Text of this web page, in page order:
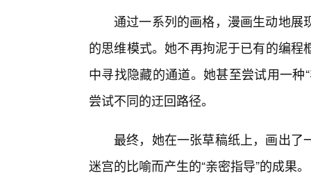
通过一系列的画格，漫画生动地展
的思维模式。她不再拘泥于已有的编
中寻找隐藏的通道。她甚至尝试用一
尝试不同的迂回路径。
最终，她在一张草稿纸上，画出了
迷宫的比喻而产生的“亲密指导”的成果。